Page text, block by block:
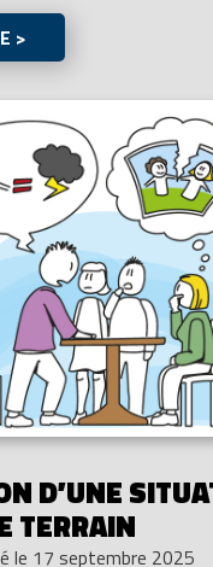
>
D’UNE
TERRAIN
le 17 septembre 2025